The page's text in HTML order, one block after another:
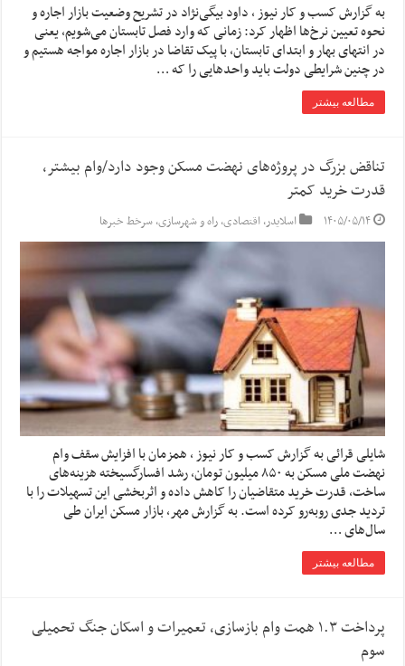
به گزارش کسب و کار نیوز ، داود بیگی‌نژاد در تشریح وضعیت بازار اجاره و
نحوه تعیین نرخ‌ها اظهار کرد: زمانی که وارد فصل تابستان می‌شویم، یعنی
در انتهای بهار و ابتدای تابستان، با پیک تقاضا در بازار اجاره مواجه هستیم و
در چنین شرایطی دولت باید واحدهایی را که …
مطالعه بیشتر
تناقض بزرگ در پروژه‌های نهضت مسکن وجود دارد/وام بیشتر،
قدرت خرید کمتر
۱۴۰۵/۰۵/۱۴ اسلایدر,اقتصادی,راه و شهرسازی,سرخط خبرها
شایلی قرائی به گزارش کسب و کار نیوز ، همزمان با افزایش سقف وام
نهضت ملی مسکن به ۸۵۰ میلیون تومان، رشد افسارگسیخته هزینه‌های
ساخت، قدرت خرید متقاضیان را کاهش داده و اثربخشی این تسهیلات را با
تردید جدی روبه‌رو کرده است. به گزارش مهر، بازار مسکن ایران طی
سال‌های …
مطالعه بیشتر
پرداخت ۱.۳ همت وام بازسازی، تعمیرات و اسکان جنگ تحمیلی
سوم